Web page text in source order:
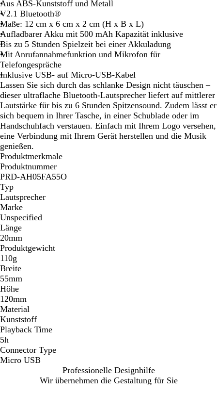
h
w
a
r
z
Aus ABS-Kunststoff und Metall
V2.1 Bluetooth®
Maße: 12 cm x 6 cm x 2 cm (H x B x L)
Aufladbarer Akku mit 500 mAh Kapazität inklusive
Bis zu 5 Stunden Spielzeit bei einer Akkuladung
Mit Anrufannahmefunktion und Mikrofon für
Telefongespräche
Inklusive USB- auf Micro-USB-Kabel
Lassen Sie sich durch das schlanke Design nicht täuschen –
dieser ultraflache Bluetooth-Lautsprecher liefert auf mittlerer
Lautstärke für bis zu 6 Stunden Spitzensound. Zudem lässt er
sich bequem in Ihrer Tasche, in einer Schublade oder im
Handschuhfach verstauen. Einfach mit Ihrem Logo versehen,
eine Verbindung mit Ihrem Gerät herstellen und die Musik
genießen.
Produktmerkmale
Produktnummer
PRD-AH05FA55O
Typ
Lautsprecher
Marke
Unspecified
Länge
20mm
Produktgewicht
110g
Breite
55mm
Höhe
120mm
Material
Kunststoff
Playback Time
5h
Connector Type
Micro USB
Professionelle Designhilfe
Wir übernehmen die Gestaltung für Sie